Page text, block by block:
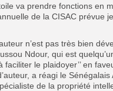
va prendre fonctions en
de la CISAC prévue
n’est pas très bien
Ndour, qui est
le plaidoyer’’ en
a réagi le Sénégalais
de la propriété